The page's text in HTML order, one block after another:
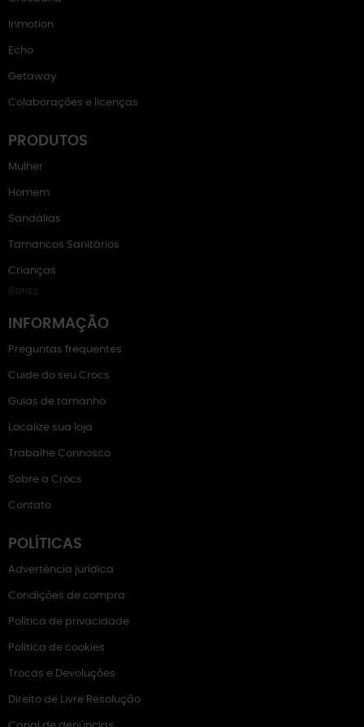
Inmotion
Echo
Getaway
Colaborações e licenças
PRODUTOS
Mulher
Homem
Sandálias
Tamancos Sanitários
Crianças
Botas
INFORMAÇÃO
Preguntas frequentes
Cuide do seu Crocs
Guias de tamanho
Localize sua loja
Trabalhe Connosco
Sobre a Crocs
Contato
POLÍTICAS
Advertência jurídica
Condições de compra
Política de privacidade
Política de cookies
Trocas e Devoluções
Direito de Livre Resolução